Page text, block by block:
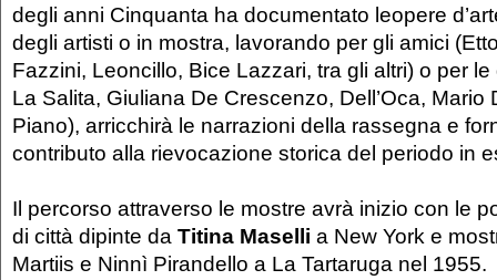
degli anni Cinquanta ha documentato leopere
degli artisti o in mostra, lavorando per gli amici
Fazzini, Leoncillo, Bice Lazzari, tra gli altri) o per
La Salita, Giuliana De Crescenzo, Dell’Oca, Mario
Piano), arricchirà le narrazioni della rassegna e
contributo alla rievocazione storica del periodo in
Il percorso attraverso le mostre avrà inizio con le
di città dipinte da Titina Maselli a New York e
Martiis e Ninnì Pirandello a La Tartaruga nel 1955.